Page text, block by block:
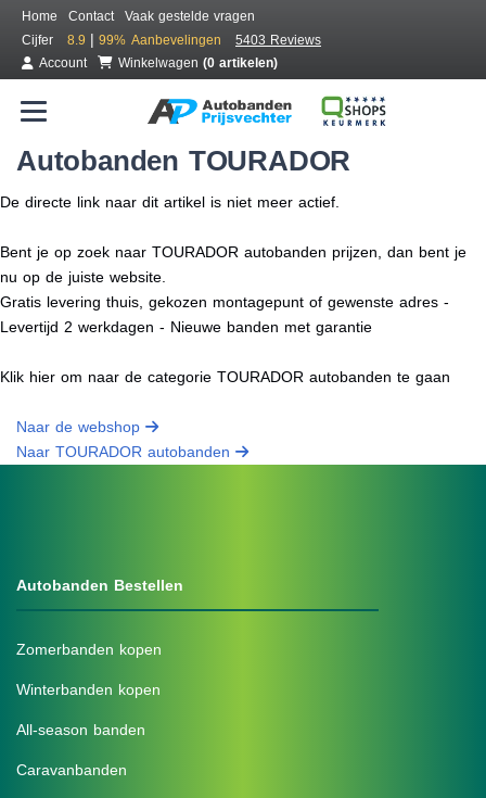
Home Contact
Vaak gestelde vragen
Cijfer
8.9 | 99% Aanbevelingen
5403 Reviews
Account
Winkelwagen (0 artikelen)
Autobanden TOURADOR
De directe link naar dit artikel is niet meer actief.
Bent je op zoek naar TOURADOR autobanden prijzen, dan bent je
nu op de juiste website.
Gratis levering thuis, gekozen montagepunt of gewenste adres -
Levertijd 2 werkdagen - Nieuwe banden met garantie
Klik hier om naar de categorie TOURADOR autobanden te gaan
Naar de webshop
Naar TOURADOR autobanden
Autobanden Bestellen
Zomerbanden kopen
Winterbanden kopen
All-season banden
Caravanbanden